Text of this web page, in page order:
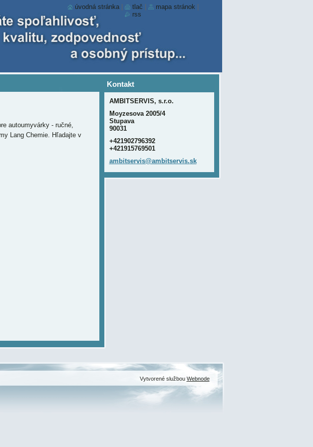
autoumyvárky - ručné,
Lang Chemie. Hľadajte v
Kontakt
AMBITSERVIS, s.r.o.
Moyzesova 2005/4
Stupava
90031
+421902796392
+421915769501
ambitservis@ambitservis.sk
úvodná stránka tlač mapa stránok
rss
Vytvorené službou Webnode